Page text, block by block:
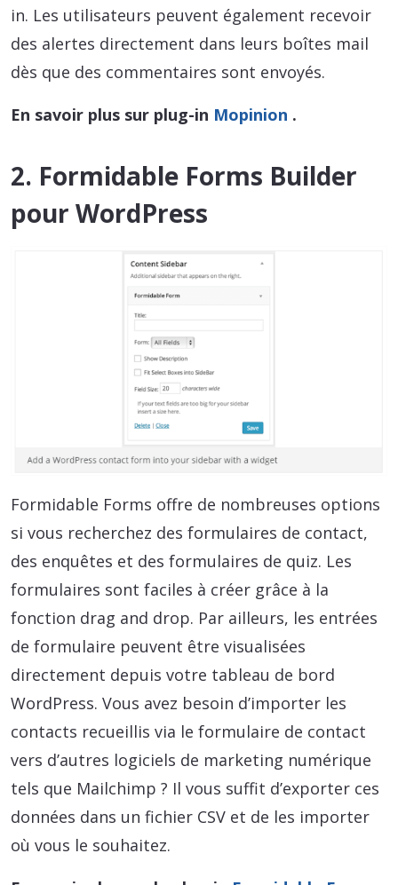
in. Les utilisateurs peuvent également recevoir
des alertes directement dans leurs boîtes mail
dès que des commentaires sont envoyés.
En savoir plus sur plug-in Mopinion .
2. Formidable Forms Builder
pour WordPress
Formidable Forms offre de nombreuses options
si vous recherchez des formulaires de contact,
des enquêtes et des formulaires de quiz. Les
formulaires sont faciles à créer grâce à la
fonction drag and drop. Par ailleurs, les entrées
de formulaire peuvent être visualisées
directement depuis votre tableau de bord
WordPress. Vous avez besoin d’importer les
contacts recueillis via le formulaire de contact
vers d’autres logiciels de marketing numérique
tels que Mailchimp ? Il vous suffit d’exporter ces
données dans un fichier CSV et de les importer
où vous le souhaitez.